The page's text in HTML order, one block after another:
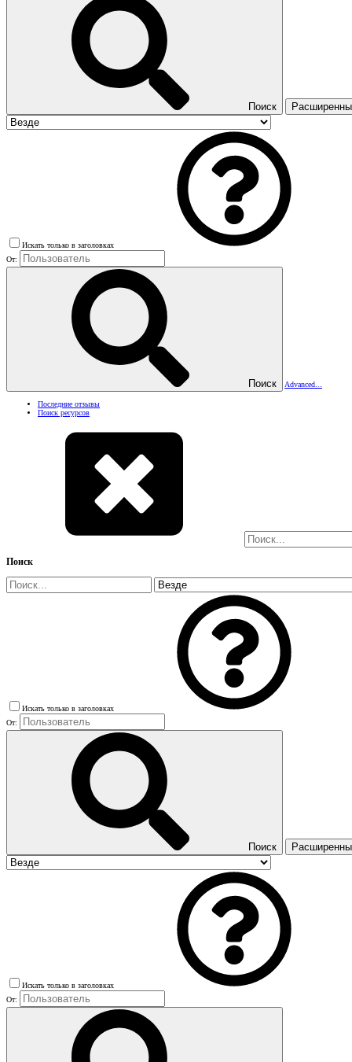
Поиск
Искать только в заголовках
От:
Поиск Advanced...
Последние отзывы
Поиск ресурсов
Поиск
Искать только в заголовках
От:
Поиск
Искать только в заголовках
От: